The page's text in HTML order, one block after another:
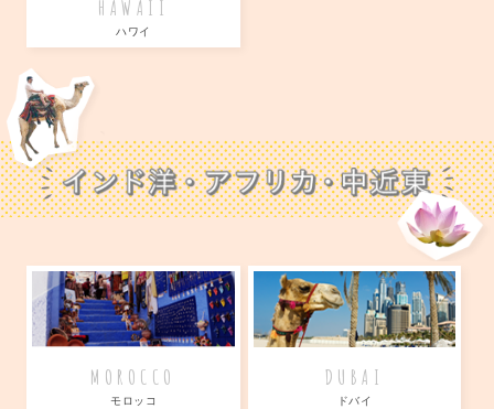
HAWAII
ハワイ
MOROCCO
モロッコ
DUBAI
ドバイ